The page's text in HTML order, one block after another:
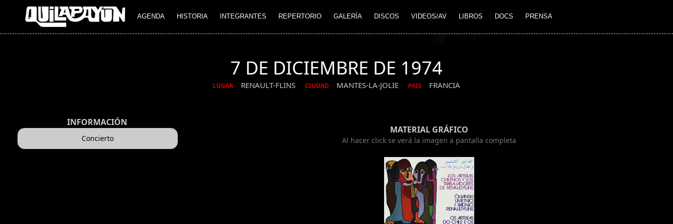
AGENDA HISTORIA INTEGRANTES REPERTORIO GALERÍA DISCOS VIDEOS/AV LIBROS DOCS PRENSA
7 DE DICIEMBRE DE 1974
LUGAR RENAULT-FLINS CIUDAD MANTES-LA-JOLIE PAIS FRANCIA
INFORMACIÓN
Concierto
MATERIAL GRÁFICO
Al hacer click se verá la imagen a pantalla completa